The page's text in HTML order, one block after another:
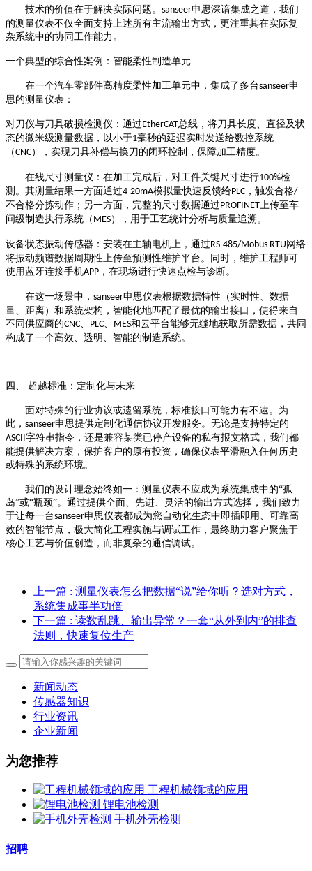
技术的价值在于解决实际问题。 sanseer申思深谙集成之道，我们
的测量仪表不仅全面支持上述所有主流输出方式，更注重其在实际复
杂系统中的协同工作能力。
一个典型的综合性案例：智能柔性制造单元
在一个汽车零部件高精度柔性加工单元中，集成了多台sanseer申
思的测量仪表：
对刀仪与刀具破损检测仪：通过 EtherCAT总线，将刀具长度、直径及状
态的微米级测量数据，以小于1毫秒的延迟实时发送给数控系统
（CNC），实现刀具补偿与换刀的闭环控制，保障加工精度。
在线尺寸测量仪：在加工完成后，对工件关键尺寸进行100%检
测。其测量结果一方面通过4-20mA模拟量快速反馈给PLC ，触发合格/
不合格分拣动作；另一方面，完整的尺寸数据通过 PROFINET 上传至车
间级制造执行系统（ MES），用于工艺统计分析与质量追溯。
设备状态振动传感器：安装在主轴电机上，通过 RS-485/Mobus RTU 网络
将振动频谱数据周期性上传至预测性维护平台。同时，维护工程师可
使用蓝牙连接手机APP ，在现场进行快速点检与诊断。
在这一场景中， sanseer申思仪表根据数据特性（实时性、数据
量、距离）和系统架构，智能化地匹配了最优的输出接口，使得来自
不同供应商的CNC PLC MES和云平台能够无缝地获取所需数据，共同
构成了一个高效、透明、智能的制造系统。
四、 超越标准：定制化与未来
面对特殊的行业协议或遗留系统，标准接口可能力有不逮。为
此， sanseer申思提供定制化通信协议开发服务。无论是支持特定的
ASCII 字符串指令，还是兼容某类已停产设备的私有报文格式，我们都
能提供解决方案，保护客户的原有投资，确保仪表平滑融入任何历史
或特殊的系统环境。
我们的设计理念始终如一：测量仪表不应成为系统集成中的“孤
岛”或“瓶颈”。通过提供全面、先进、灵活的输出方式选择，我们致力
于让每一台sanseer申思仪表都成为您自动化生态中即插即用、可靠高
效的智能节点，极大简化工程实施与调试工作，最终助力客户聚焦于
核心工艺与价值创造，而非复杂的通信调试。
上一篇 : 测量仪表怎么把数据“说”给你听？选对方式，
系统集成事半功倍
下一篇 : 读数乱跳、输出异常？一套“从外到内”的排查
法则，快速复位生产
新闻动态
传感器知识
行业资讯
企业新闻
为您推荐
工程机械领域的应用
锂电池检测
手机外壳检测
招聘